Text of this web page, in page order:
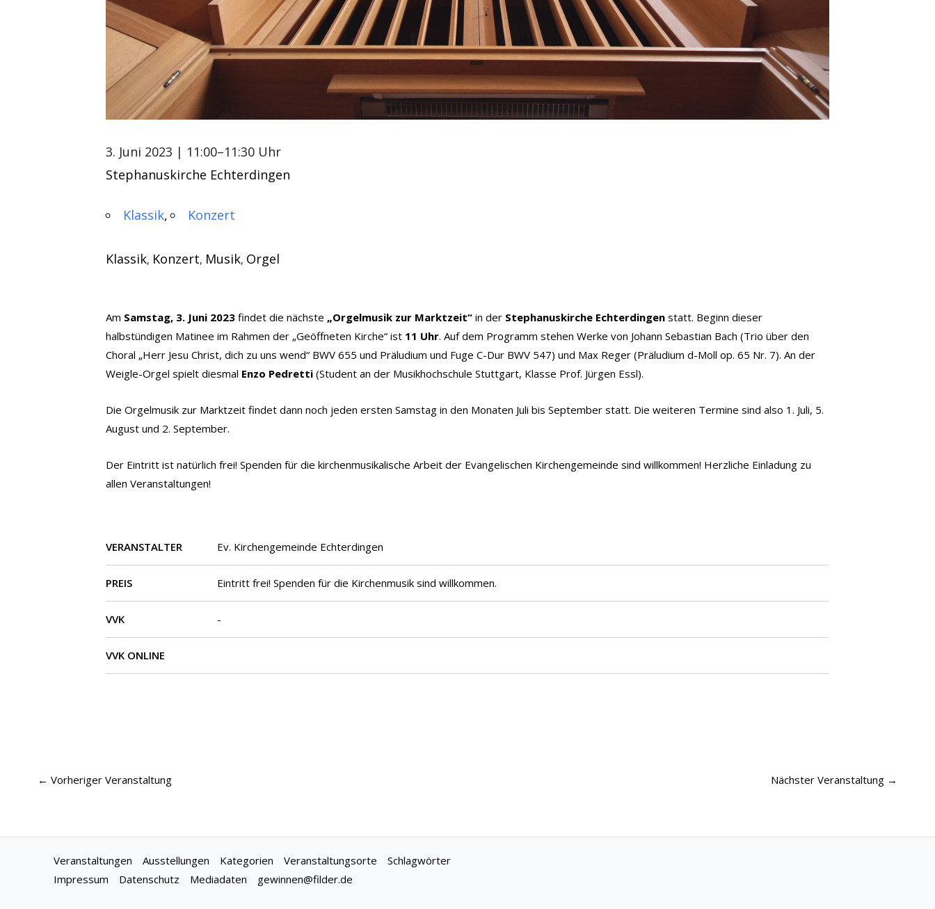
3. Juni 2023 | 11:00–11:30 Uhr
Stephanuskirche Echterdingen
Klassik Konzert
Klassik, Konzert, Musik, Orgel
Am Samstag, 3. Juni 2023 findet die nächste „Orgelmusik zur Marktzeit“ in der Stephanuskirche Echterdingen statt. Beginn dieser
halbstündigen Matinee im Rahmen der „Geöffneten Kirche“ ist 11 Uhr. Auf dem Programm stehen Werke von Johann Sebastian Bach (Trio über den
Choral „Herr Jesu Christ, dich zu uns wend“ BWV 655 und Präludium und Fuge C-Dur BWV 547) und Max Reger (Präludium d-Moll op. 65 Nr. 7). An der
Weigle-Orgel spielt diesmal Enzo Pedretti (Student an der Musikhochschule Stuttgart, Klasse Prof. Jürgen Essl).
Die Orgelmusik zur Marktzeit findet dann noch jeden ersten Samstag in den Monaten Juli bis September statt. Die weiteren Termine sind also 1. Juli, 5.
August und 2. September.
Der Eintritt ist natürlich frei! Spenden für die kirchenmusikalische Arbeit der Evangelischen Kirchengemeinde sind willkommen! Herzliche Einladung zu
allen Veranstaltungen!
VERANSTALTER Ev. Kirchengemeinde Echterdingen
PREIS Eintritt frei! Spenden für die Kirchenmusik sind willkommen.
VVK -
VVK ONLINE
← Vorheriger Veranstaltung Nächster Veranstaltung →
Veranstaltungen Ausstellungen Kategorien Veranstaltungsorte
Schlagwörter
Impressum
Datenschutz Mediadaten gewinnen@filder.de